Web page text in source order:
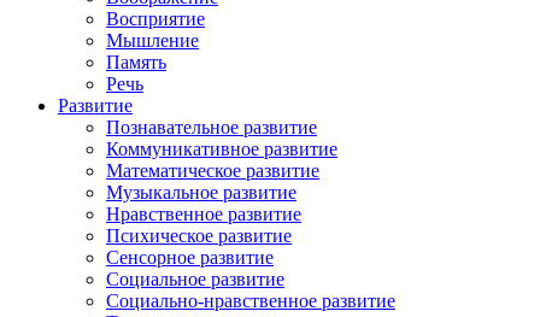
Восприятие
Мышление
Память
Речь
Развитие
Познавательное развитие
Коммуникативное развитие
Математическое развитие
Музыкальное развитие
Нравственное развитие
Психическое развитие
Сенсорное развитие
Социальное развитие
Социально-нравственное развитие